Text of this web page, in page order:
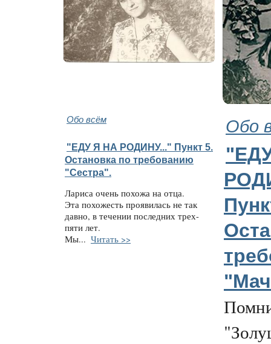
Обо всём Обо
"ЕДУ Я НА РОДИНУ..." Пункт 5.
Остановка по требованию
"Сестра".
Лариса очень похожа на отца.
Эта похожесть проявилась не так
давно, в течении последних трех-
пяти лет.
Мы... Читать >>